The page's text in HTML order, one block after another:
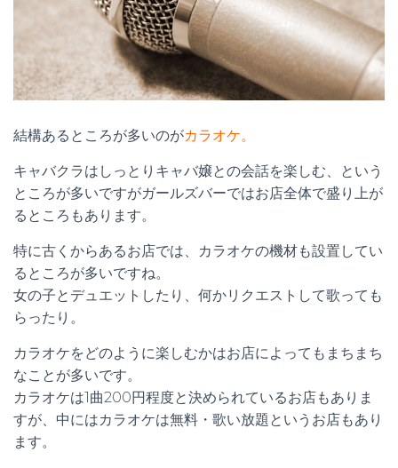
結構あるところが多いのがカラオケ。
キャバクラはしっとりキャバ嬢との会話を楽しむ、という
ところが多いですがガールズバーではお店全体で盛り上が
るところもあります。
特に古くからあるお店では、カラオケの機材も設置してい
るところが多いですね。
女の子とデュエットしたり、何かリクエストして歌っても
らったり。
カラオケをどのように楽しむかはお店によってもまちまち
なことが多いです。
カラオケは1曲200円程度と決められているお店もありま
すが、中にはカラオケは無料・歌い放題というお店もあり
ます。